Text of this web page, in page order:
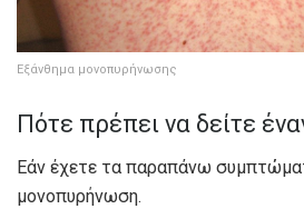
Εξάνθημα μονοπυρήνωσης
Πότε πρέπει να δείτε
Εάν έχετε τα παραπάνω
μονοπυρήνωση.